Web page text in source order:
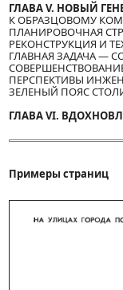
ГЛАВА V. НОВЫЙ
К ОБРАЗЦОВОМУ
ПЛАНИРОВОЧНАЯ
РЕКОНСТРУКЦИЯ И
ГЛАВНАЯ ЗАДАЧА —
ПЕРСПЕКТИВЫ
ЗЕЛЕНЫЙ ПОЯС
ГЛАВА VI.
Примеры страниц